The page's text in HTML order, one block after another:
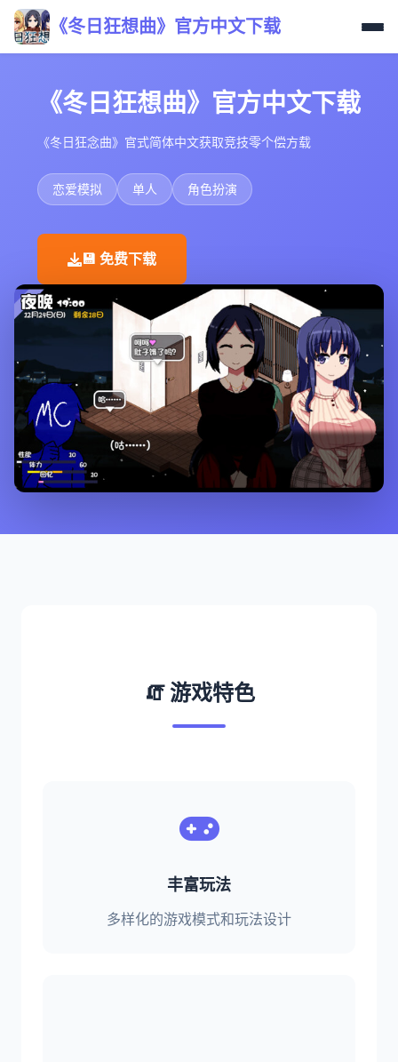
《冬日狂想曲》官方中文下载
《冬日狂想曲》官方中文下载
《冬日狂念曲》官式简体中文获取竞技零个偿方载
恋爱模拟 单人 角色扮演
💾 免费下载
🧯 游戏特色
丰富玩法
多样化的游戏模式和玩法设计